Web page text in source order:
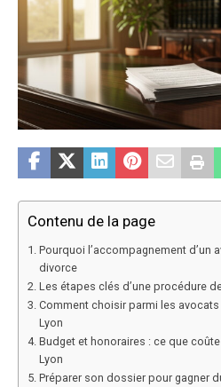
Contenu de la page
Pourquoi l’accompagnement d’un
divorce
Les étapes clés d’une procédure
Comment choisir parmi les
Lyon
Budget et honoraires : ce que
Lyon
Préparer son dossier pour gagner